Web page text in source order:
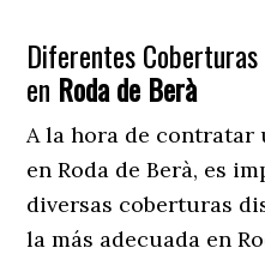
Diferentes
en Roda de Berà
A la hora de contratar
en Roda de Berà, es
diversas coberturas
la más adecuada en